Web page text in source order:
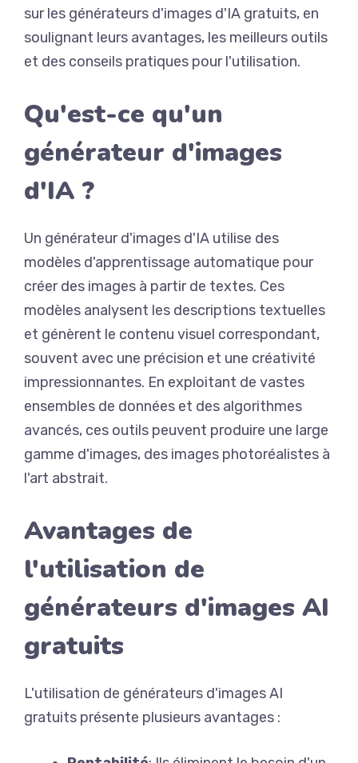
sur les générateurs d'images d'IA gratuits, en
soulignant leurs avantages, les meilleurs outils
et des conseils pratiques pour l'utilisation.
Qu'est-ce qu'un
générateur d'images
d'IA ?
Un générateur d'images d'IA utilise des
modèles d'apprentissage automatique pour
créer des images à partir de textes. Ces
modèles analysent les descriptions textuelles
et génèrent le contenu visuel correspondant,
souvent avec une précision et une créativité
impressionnantes. En exploitant de vastes
ensembles de données et des algorithmes
avancés, ces outils peuvent produire une large
gamme d'images, des images photoréalistes à
l'art abstrait.
Avantages de
l'utilisation de
générateurs d'images AI
gratuits
L'utilisation de générateurs d'images AI
gratuits présente plusieurs avantages :